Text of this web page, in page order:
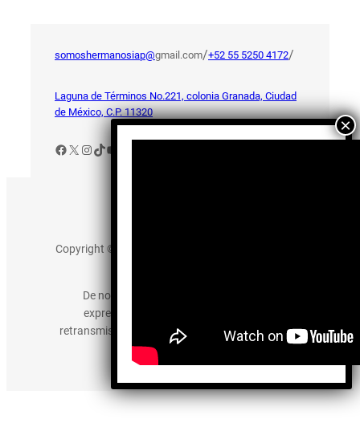
somoshermanosiap@gmail.com/+52 55 5250 4172/
Laguna de Términos No.221, colonia Granada, Ciudad
de México, C.P. 11320
Facebook
X Instagram
TikTok
YouTube
Copyright © 2025 somos-hermanos.mx. Todos los
De no existir previa autorización, queda
expresamente prohibida la publicación,
retransmisión, edición y cualquier otro uso de los
contenidos.